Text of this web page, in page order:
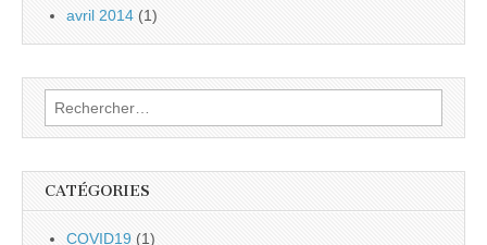
avril 2014 (1)
Rechercher :
CATÉGORIES
COVID19 (1)